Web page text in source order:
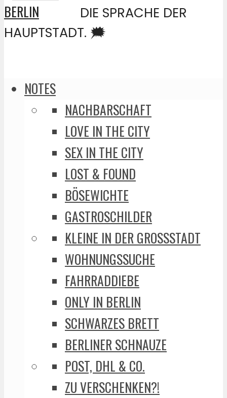
DIE SPRACHE DER
HAUPTSTADT. 🗯️
NOTES
NACHBARSCHAFT
LOVE IN THE CITY
SEX IN THE CITY
LOST & FOUND
BÖSEWICHTE
GASTROSCHILDER
KLEINE IN DER GROSSSTADT
WOHNUNGSSUCHE
FAHRRADDIEBE
ONLY IN BERLIN
SCHWARZES BRETT
BERLINER SCHNAUZE
POST, DHL & CO.
ZU VERSCHENKEN?!